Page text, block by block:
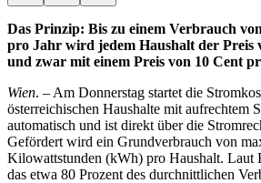
Das Prinzip: Bis zu einem Verbrauch
pro Jahr wird jedem Haushalt der Preis
und zwar mit einem Preis von 10 Cent
Wien. – Am Donnerstag startet die
österreichischen Haushalte mit aufrechtem
automatisch und ist direkt über die
Gefördert wird ein Grundverbrauch von
Kilowattstunden (kWh) pro Haushalt. Laut
das etwa 80 Prozent des durchnittlichen